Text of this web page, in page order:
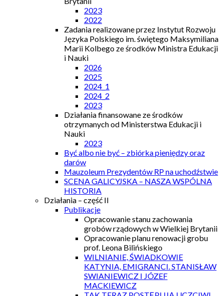
2023
2022
Zadania realizowane przez Instytut Rozwoju
Języka Polskiego im. świętego Maksymiliana
Marii Kolbego ze środków Ministra Edukacji
i Nauki
2026
2025
2024_1
2024_2
2023
Działania finansowane ze środków
otrzymanych od Ministerstwa Edukacji i
Nauki
2023
Być albo nie być – zbiórka pieniędzy oraz
darów
Mauzoleum Prezydentów RP na uchodźstwie
SCENA GALICYJSKA – NASZA WSPÓLNA
HISTORIA
Działania – część II
Publikacje
Opracowanie stanu zachowania
grobów rządowych w Wielkiej Brytanii
Opracowanie planu renowacji grobu
prof. Leona Bilińskiego
WILNIANIE, ŚWIADKOWIE
KATYNIA, EMIGRANCI. STANISŁAW
SWIANIEWICZ I JÓZEF
MACKIEWICZ